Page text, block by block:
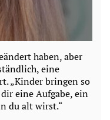
haben, aber
eine
„Kinder bringen so
eine Aufgabe, ein
du alt wirst.“